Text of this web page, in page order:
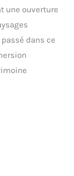
une ouverture
dans ce